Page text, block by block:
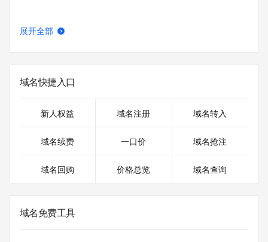
展开全部
域名快捷入口
新人权益 域名注册 域名转入
域名续费 一口价 域名抢注
域名回购 价格总览 域名查询
域名免费工具